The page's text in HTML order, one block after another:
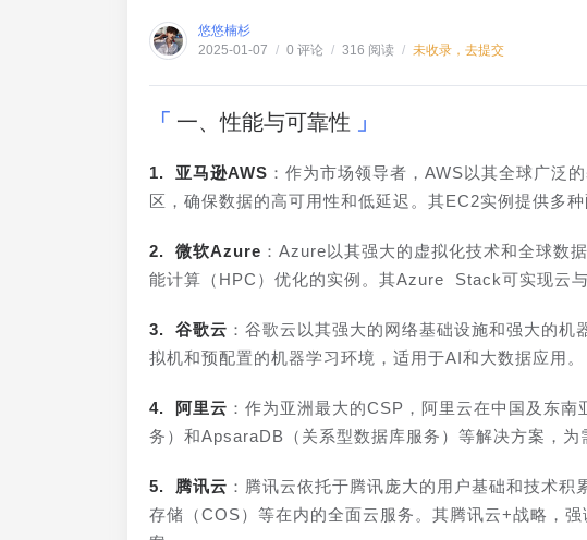
悠悠楠杉
2025-01-07 / 0 评论 / 316 阅读 / 未收录，去提交
一、性能与可靠性
1. 亚马逊AWS ：作为市场领导者，AWS以其全球广泛
区，确保数据的高可用性和低延迟。其EC2实例提供多
2. 微软Azure ：Azure以其强大的虚拟化技术和全球数
能计算（HPC）优化的实例。其Azure Stack可实现云
3. 谷歌云 ：谷歌云以其强大的网络基础设施和强大的
拟机和预配置的机器学习环境，适用于AI和大数据应用。
4. 阿里云 ：作为亚洲最大的CSP，阿里云在中国及东
务）和ApsaraDB（关系型数据库服务）等解决方案，为
5. 腾讯云 ：腾讯云依托于腾讯庞大的用户基础和技术
存储（COS）等在内的全面云服务。其腾讯云+战略，